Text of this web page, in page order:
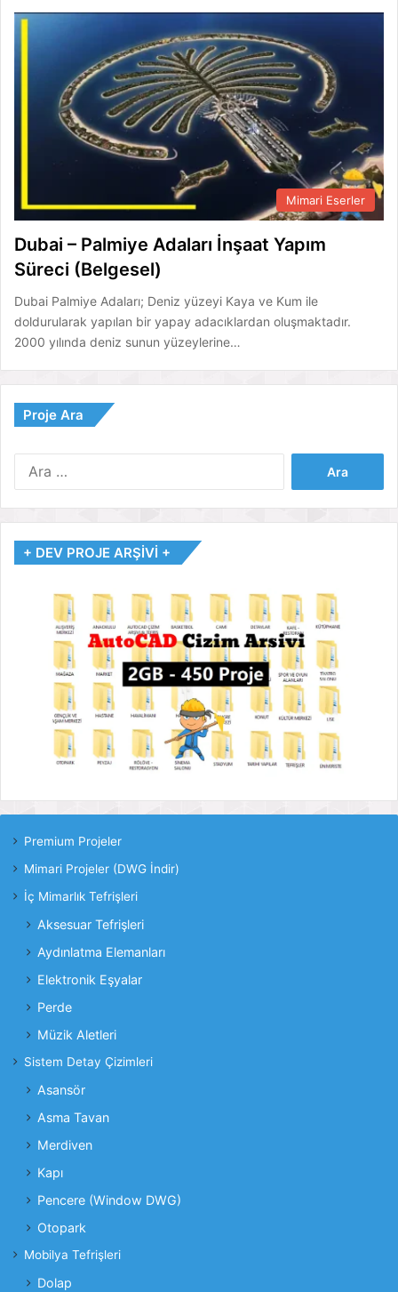
Mimari Eserler
Dubai – Palmiye Adaları İnşaat Yapım
Süreci (Belgesel)
Dubai Palmiye Adaları; Deniz yüzeyi Kaya ve Kum ile
doldurularak yapılan bir yapay adacıklardan oluşmaktadır.
2000 yılında deniz sunun yüzeylerine…
Proje Ara
+ DEV PROJE ARŞİVİ +
Premium Projeler
Mimari Projeler (DWG İndir)
İç Mimarlık Tefrişleri
Aksesuar Tefrişleri
Aydınlatma Elemanları
Elektronik Eşyalar
Perde
Müzik Aletleri
Sistem Detay Çizimleri
Asansör
Asma Tavan
Merdiven
Kapı
Pencere (Window DWG)
Otopark
Mobilya Tefrişleri
Dolap